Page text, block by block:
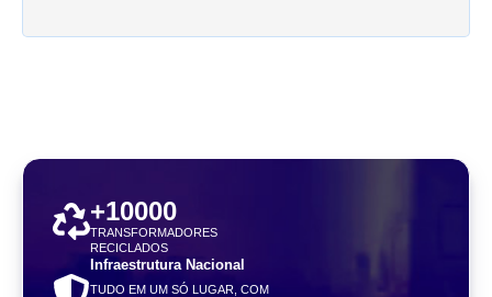
TRANSFORMADORES
RECICLADOS
+10000
Infraestrutura Nacional
TUDO EM UM SÓ LUGAR, COM